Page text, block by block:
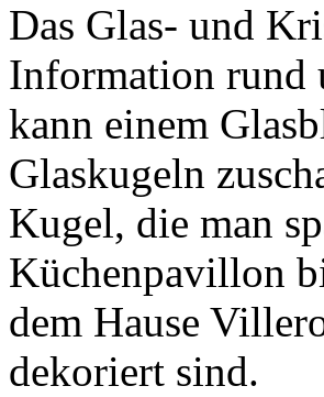
Das Glas- und
Information rund
kann einem
Glaskugeln
Kugel, die man
Küchenpavillon
dem Hause
dekoriert sind.